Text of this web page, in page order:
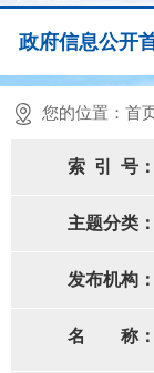
政府信息公开
您的位置： 首
索 引 号：
主题分类：
发布机构：
名 称：